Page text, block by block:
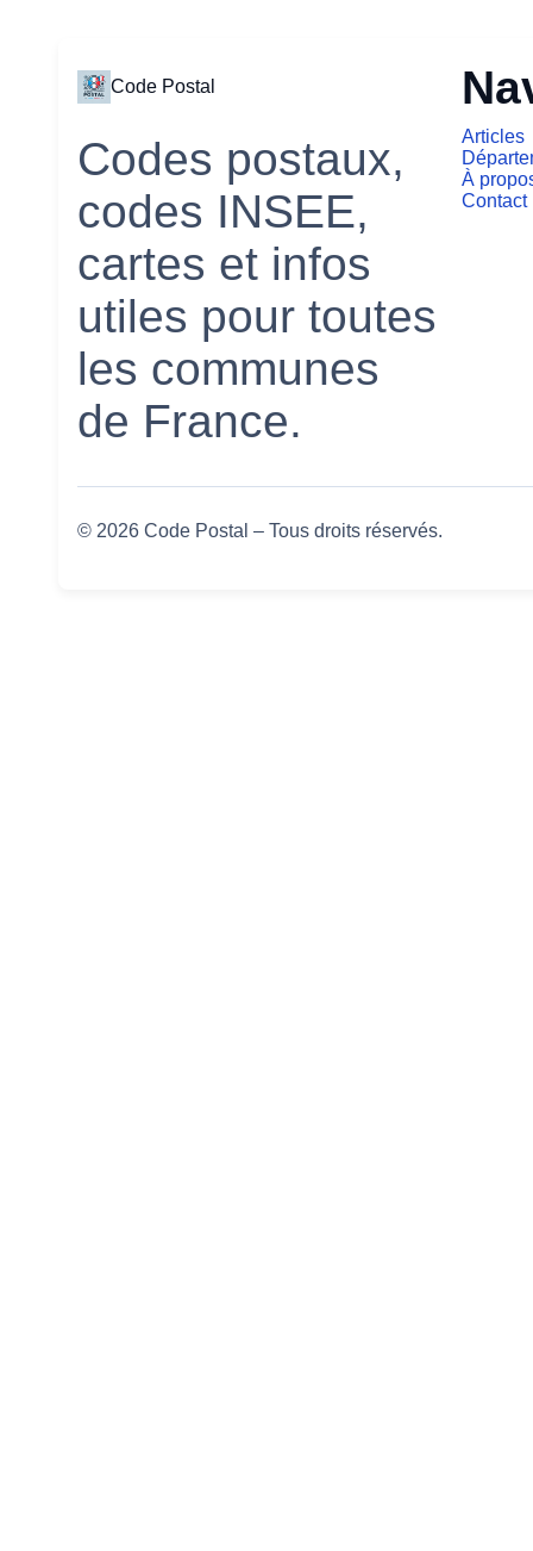
Code Postal
Codes postaux,
codes INSEE,
cartes et infos
utiles pour toutes
les communes
de France.
Articles
À
Contact
© 2026 Code Postal – Tous droits réservés.